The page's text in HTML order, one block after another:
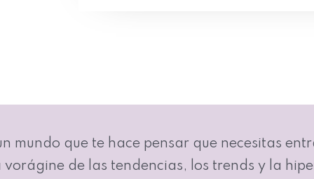
mundo que te hace pensar que necesitas
vorágine de las tendencias, los trends y la